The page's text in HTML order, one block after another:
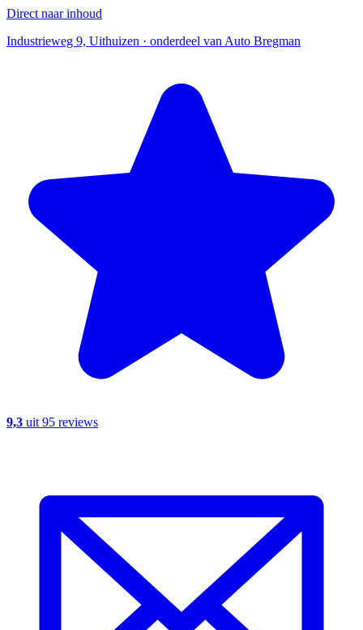
Direct naar inhoud
Industrieweg 9, Uithuizen · onderdeel van Auto Bregman
9,3 uit 95 reviews